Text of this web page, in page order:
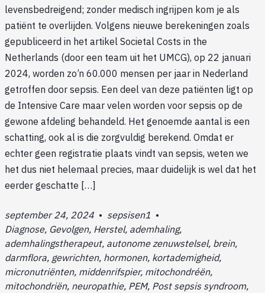
levensbedreigend; zonder medisch ingrijpen kom je als
patiënt te overlijden. Volgens nieuwe berekeningen zoals
gepubliceerd in het artikel Societal Costs in the
Netherlands (door een team uit het UMCG), op 22 januari
2024, worden zo’n 60.000 mensen per jaar in Nederland
getroffen door sepsis. Een deel van deze patiënten ligt op
de Intensive Care maar velen worden voor sepsis op de
gewone afdeling behandeld. Het genoemde aantal is een
schatting, ook al is die zorgvuldig berekend. Omdat er
echter geen registratie plaats vindt van sepsis, weten we
het dus niet helemaal precies, maar duidelijk is wel dat het
eerder geschatte […]
september 24, 2024 • sepsisen1 •
Diagnose, Gevolgen, Herstel, ademhaling,
ademhalingstherapeut, autonome zenuwstelsel, brein,
darmflora, gewrichten, hormonen, kortademigheid,
micronutriënten, middenrifspier, mitochondréën,
mitochondriën, neuropathie, PEM, Post sepsis syndroom,